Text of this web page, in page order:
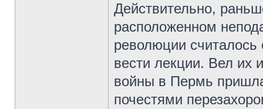
Действительно,
расположенном
революции
вести лекции. Вел их
войны в Пермь
почестями